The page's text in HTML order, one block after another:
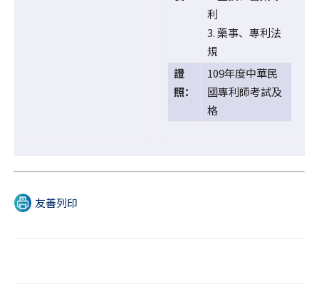
利
3. 藥事、專利法
規
證
照：
109年度中華民
國專利師考試及
格
友善列印